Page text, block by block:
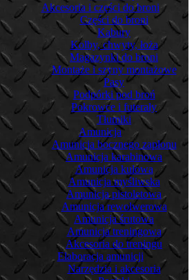
Akcesoria i części do broni
Części do broni
Kabury
Kolby, chwyty, łoża
Magazynki do broni
Montaże i szyny montażowe
Pasy
Podpórki pod broń
Pokrowce i futerały
Tłumiki
Amunicja
Amunicja bocznego zapłonu
Amunicja karabinowa
Amunicja kulowa
Amunicja myśliwska
Amunicja pistoletowa
Amunicja rewolwerowa
Amunicja śrutowa
Amunicja treningowa
Akcesoria do treningu
Elaboracja amunicji
Narzędzia i akcesoria